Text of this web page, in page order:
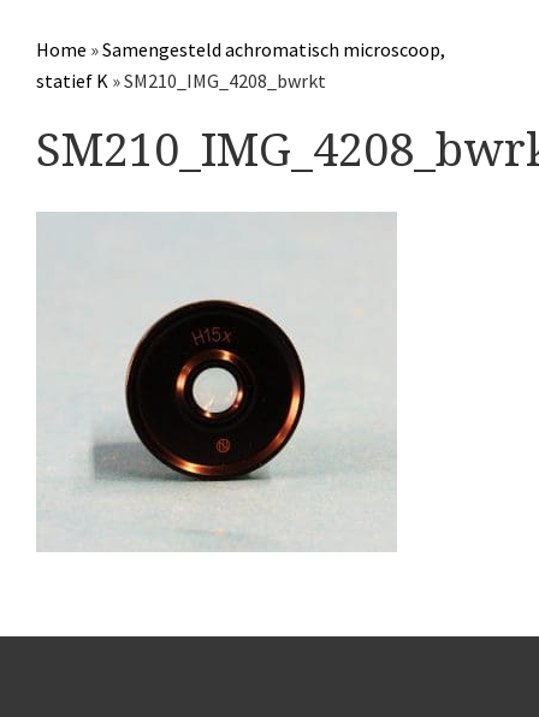
Overige optische instrumenten
Elektrische meetapparatuur
Boeken
Divers
Images
Culpeper (ca. 1735)
Cuff (ca. 1745)
volgens Culpeper (1750-
Dollond, ‘Jones’ most improved type’ (1800-1830)
Long, Gould type (1821-1850)
Home »Samengesteld achromatisch microscoop,
statief K »SM210_IMG_4208_bwrkt